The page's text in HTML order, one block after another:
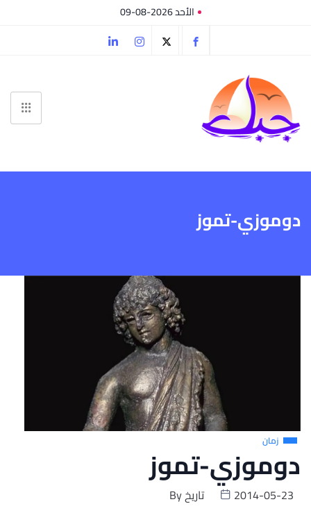
الأحد 2026-08-09
دوموزي-تموز
زمان
دوموزي-تموز
Byتاريخ 2014-05-23